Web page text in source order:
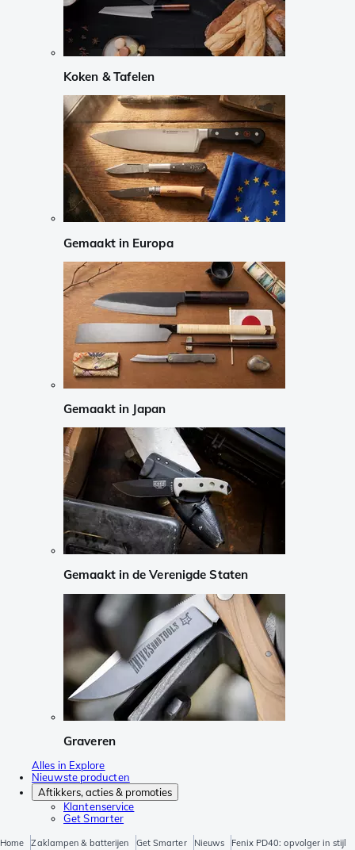
Koken & Tafelen
Gemaakt in Europa
Gemaakt in Japan
Gemaakt in de Verenigde Staten
Graveren
Alles in Explore
Nieuwste producten
Aftikkers, acties & promoties
Klantenservice
Get Smarter
Home Zaklampen & batterijen Get Smarter Nieuws Fenix PD40: opvolger in stijl